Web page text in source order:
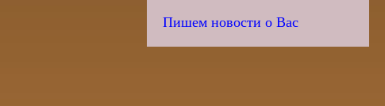
Пишем новости о Вас